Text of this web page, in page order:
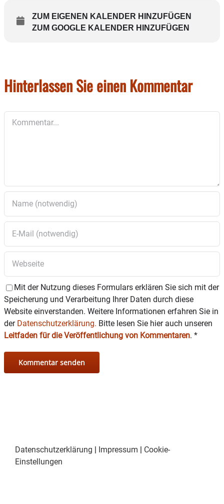
Anmeldung in der DAV-Geschäftsstelle (Telefon 08071 /
40545) am Dienstag oder Donnerstag von 15 bis 18 Uhr.
ZUM EIGENEN KALENDER HINZUFÜGEN
ZUM GOOGLE KALENDER HINZUFÜGEN
Hinterlassen Sie einen Kommentar
Mit der Nutzung dieses Formulars erklären Sie sich mit der
Speicherung und Verarbeitung Ihrer Daten durch diese
Website einverstanden. Weitere Informationen erfahren Sie in
der Datenschutzerklärung. Bitte lesen Sie hier auch unseren
Leitfaden für die Veröffentlichung von Kommentaren. *
Datenschutzerklärung | Impressum | Cookie-
Einstellungen